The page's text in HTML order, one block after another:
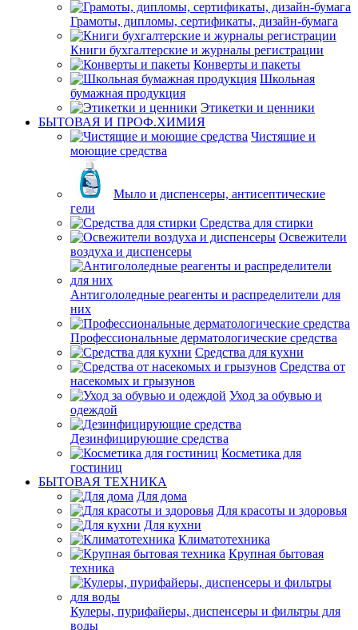
Грамоты, дипломы, сертификаты, дизайн-бумага
Книги бухгалтерские и журналы регистрации
Конверты и пакеты
Школьная
бумажная продукция
Этикетки и ценники
БЫТОВАЯ И ПРОФ.ХИМИЯ
Чистящие и
моющие средства
Мыло и диспенсеры, антисептические
гели
Средства для стирки
Освежители
воздуха и диспенсеры
Антигололедные реагенты и распределители для
них
Профессиональные дерматологические средства
Средства для кухни
Средства от
насекомых и грызунов
Уход за обувью и
одеждой
Дезинфицирующие средства
Косметика для
гостиниц
БЫТОВАЯ ТЕХНИКА
Для дома
Для красоты и здоровья
Для кухни
Климатотехника
Крупная бытовая
техника
Кулеры, пурифайеры, диспенсеры и фильтры для
воды